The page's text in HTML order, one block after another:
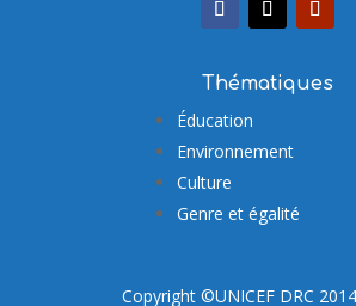
Thématiques
Éducation
Environnement
Culture
Genre et égalité
Copyright ©UNICEF DRC